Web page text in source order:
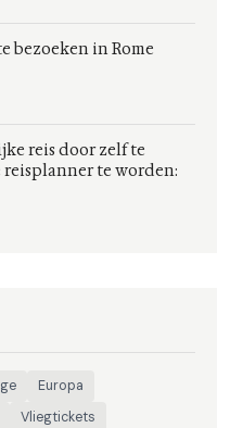
bezoeken in Rome
reis door zelf te
te worden:
Europa
Vliegtickets